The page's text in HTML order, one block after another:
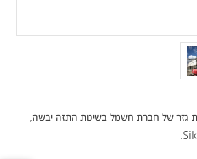
גזר של חברת חשמל בשיטת התזה יבשה,